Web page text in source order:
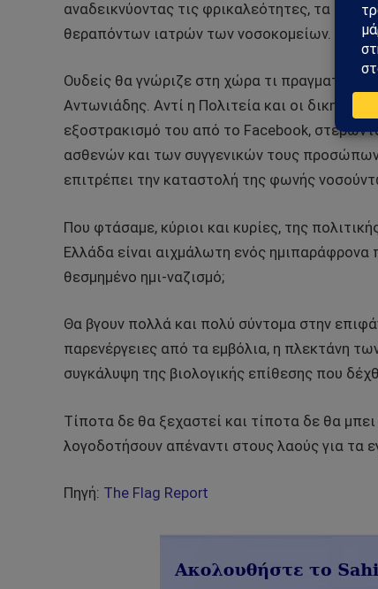
αναδεικνύοντας τις φρικαλεότητες, τα
θεραπόντων ιατρών των νοσοκομείων.
Ουδείς θα γνώριζε στη χώρα τι πραγματικά
Αντωνιάδης. Αντί η Πολιτεία και οι
εξοστρακισμό του από το Facebook,
ασθενών και των συγγενικών τους
επιτρέπει την καταστολή της φωνής
Που φτάσαμε, κύριοι και κυρίες, της
Ελλάδα είναι αιχμάλωτη ενός
θεσμημένο ημι-ναζισμό;
Θα βγουν πολλά και πολύ σύντομα στην
παρενέργειες από τα εμβόλια, η πλεκτάνη
συγκάλυψη της βιολογικής επίθεσης που
Τίποτα δε θα ξεχαστεί και τίποτα δε θα
λογοδοτήσουν απέναντι στους λαούς για τα
Πηγή: The Flag Report